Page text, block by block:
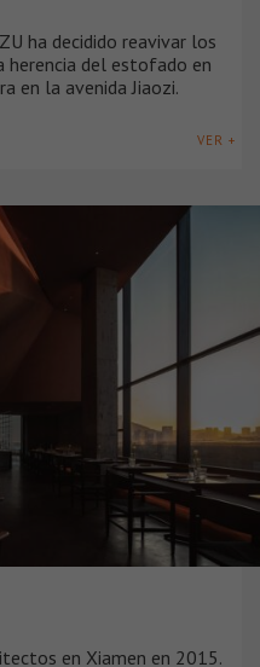
ha decidido reavivar los
herencia del estofado en
en la avenida Jiaozi.
VER +
en Xiamen en 2015.